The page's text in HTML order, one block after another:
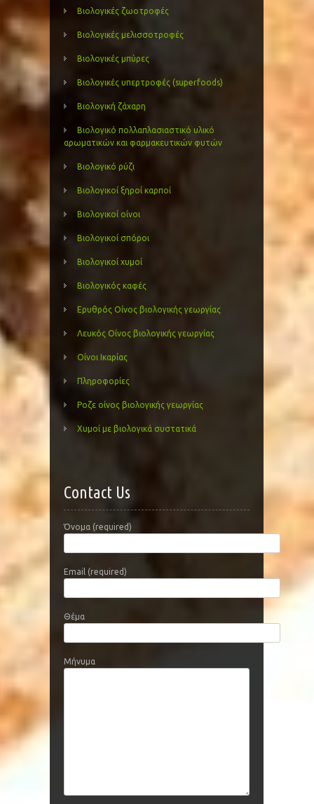
Βιολογικές ζωοτροφές
Βιολογικές μελισσοτροφές
Βιολογικές μπύρες
Βιολογικές υπερτροφές (superfoods)
Βιολογική ζάχαρη
Βιολογικό πολλαπλασιαστικό υλικό
αρωματικών και φαρμακευτικών φυτών
Βιολογικό ρύζι
Βιολογικοί ξηροί καρποί
Βιολογικοί οίνοι
Βιολογικοί σπόροι
Βιολογικοί χυμοί
Βιολογικός καφές
Ερυθρός Οίνος βιολογικής γεωργίας
Λευκός Οίνος βιολογικής γεωργίας
Οίνοι Ικαρίας
Πληροφορίες
Ροζε οίνος βιολογικής γεωργίας
Χυμοί με βιολογικά συστατικά
Contact Us
Όνομα (required)
Email (required)
Θέμα
Μήνυμα